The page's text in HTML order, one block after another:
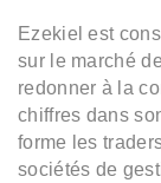
Ezekiel est
sur le marché
redonner à la
chiffres dans
forme les
sociétés de